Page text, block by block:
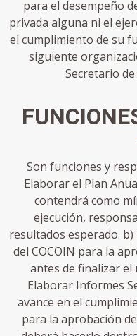
para el desempeño
privada alguna ni el
el cumplimiento de su
siguiente
Secretario
Son funciones y
Elaborar el Plan
contendrá como
ejecución,
resultados esperado.
del COCOIN para la
antes de finalizar el
Elaborar Informes
avance en el
para la aprobación